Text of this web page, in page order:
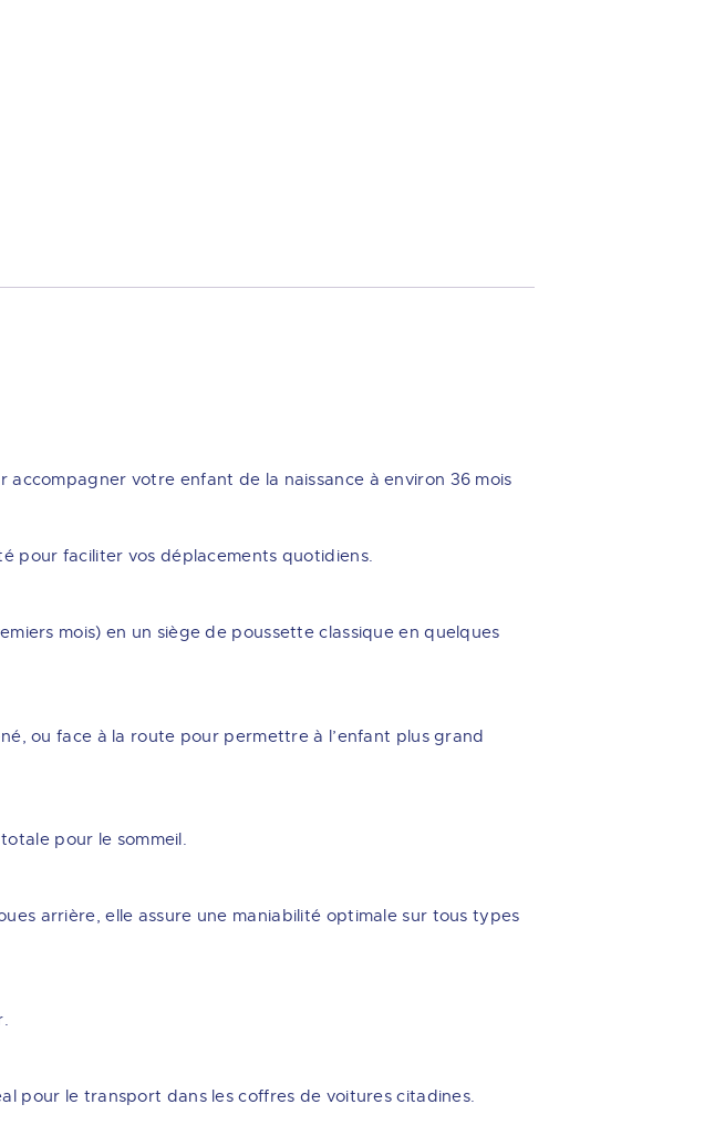
votre enfant de la naissance à environ 36 mois
pour faciliter vos déplacements quotidiens.
mois) en un siège de poussette classique en quelques
ou face à la route pour permettre à l’enfant plus grand
pour le sommeil.
arrière, elle assure une maniabilité optimale sur tous types
pour le transport dans les coffres de voitures citadines.